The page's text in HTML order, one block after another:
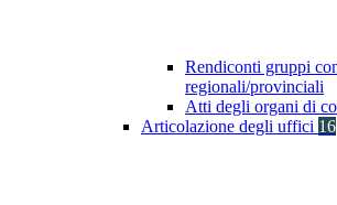
Rendiconti gruppi
regionali/provinciali
Atti degli organi di
Articolazione degli uffici 16